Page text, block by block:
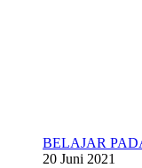
BELAJAR
20 Juni 2021